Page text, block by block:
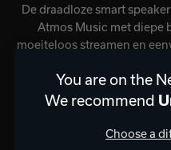
De draadloze smart
Atmos Music met diepe
moeiteloos streamen en
You are on the
We recommend
Choose a